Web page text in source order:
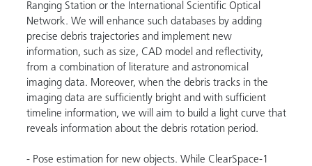
Ranging Station or the International Scientific Optical
Network. We will enhance such databases by adding
precise debris trajectories and implement new
information, such as size, CAD model and reflectivity,
from a combination of literature and astronomical
imaging data. Moreover, when the debris tracks in the
imaging data are sufficiently bright and with sufficient
timeline information, we will aim to build a light curve that
reveals information about the debris rotation period.
- Pose estimation for new objects. While ClearSpace-1